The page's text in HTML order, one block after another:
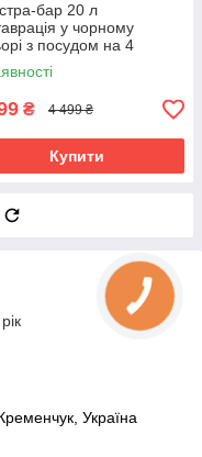
бар 20 л
у чорному
з посудом на 4
іменний подарунок
брату
₴ 4 499 ₴
Купити
Україна